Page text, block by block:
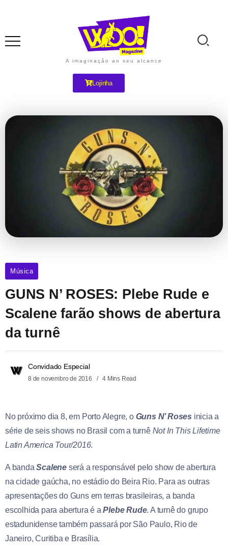
A imaginação ao seu alcance
Lojinha
Música
GUNS N’ ROSES: Plebe Rude e
Scalene farão shows de abertura
da turnê
Convidado Especial
8 de novembro de 2016 4 Mins Read
No próximo dia 8, em Porto Alegre, o Guns N’ Roses inicia a
série de seis shows no Brasil com a turnê Not In This Lifetime
Latin America Tour/2016.
A bandaScalene será a responsável pelo show de abertura
na cidade gaúcha, no estádio do Beira Rio. Para as outras
apresentações do Guns em terras brasileiras, a banda
escolhida para abertura é aPlebe Rude. A turnê do grupo
estadunidense também passará por São Paulo, Rio de
Janeiro, Curitiba e Brasília.